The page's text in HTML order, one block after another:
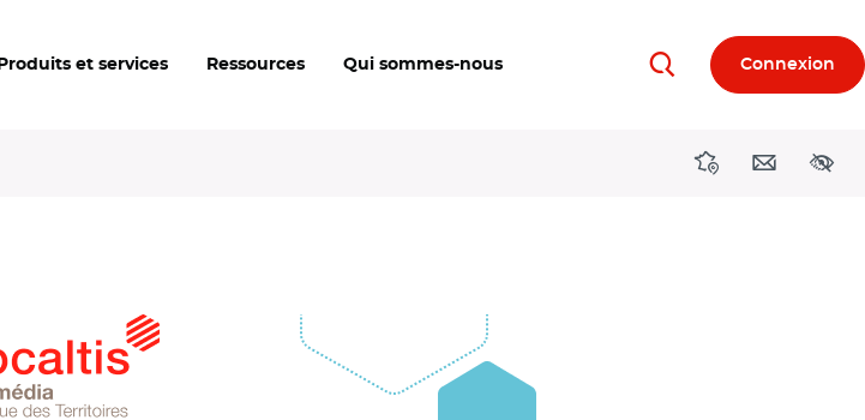
Produits et services Ressources Qui sommes-nous RechercherConnexion
DirectionsContact